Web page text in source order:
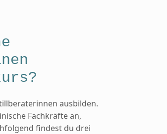
ausbilden.
Fachkräfte an,
findest du drei